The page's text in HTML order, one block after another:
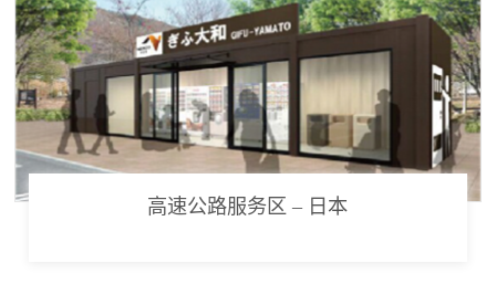
高速公路服务区 – 日本